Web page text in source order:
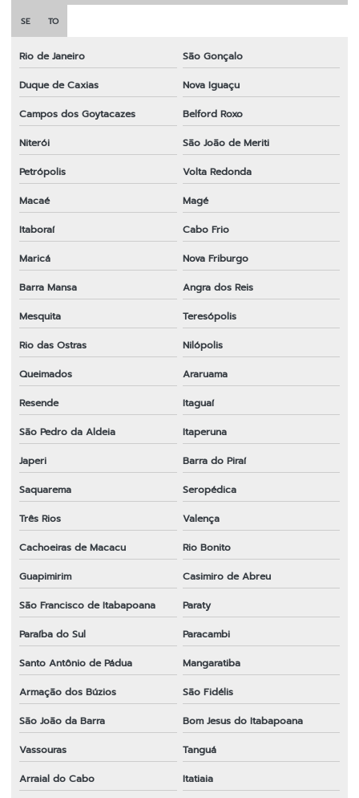
Lâmina para roçadeira
Lâmina para roçadeira 2 pontas
Lâmina para roçadeira 3 pontas
Lâmina para roçadeira duas pontas
Lâmina para roçadeira furo 20mm
Lâmina para roçadeira honda
Lâmina para roçadeira husqvarna
Lâmina para roçadeira importada
Lâmina para roçadeira lira
Lâmina para roçadeira nakashi
Lâmina de roçadeira preço
Lâmina para roçadeira em sp
Lâmina para roçadeira stihl
Lâmina para roçadeira tekna
Lâmina para roçadeira terra
Lâmina para roçadeira vulcan
Lâminas para roçadeiras a gasolina
Melhor fio de nylon para roçadeira
Melhor lâmina para roçadeira
Melhor lâmina para roçadeira
Melhor marca de lâmina para roçadeira
Onde comprar fio de nylon para roçadeira
Onde comprar peças para roçadeira
Peças e acessórios para roçadeiras
SE TO
Rio de Janeiro
São Gonçalo
Duque de Caxias
Nova Iguaçu
Campos dos Goytacazes
Belford Roxo
Niterói
São João de Meriti
Petrópolis
Volta Redonda
Macaé
Magé
Itaboraí
Cabo Frio
Maricá
Nova Friburgo
Barra Mansa
Angra dos Reis
Mesquita
Teresópolis
Rio das Ostras
Nilópolis
Queimados
Araruama
Resende
Itaguaí
São Pedro da Aldeia
Itaperuna
Japeri
Barra do Piraí
Saquarema
Seropédica
Três Rios
Valença
Cachoeiras de Macacu
Rio Bonito
Guapimirim
Casimiro de Abreu
São Francisco de Itabapoana
Paraty
Paraíba do Sul
Paracambi
Santo Antônio de Pádua
Mangaratiba
Armação dos Búzios
São Fidélis
São João da Barra
Bom Jesus do Itabapoana
Vassouras
Tanguá
Arraial do Cabo
Itatiaia